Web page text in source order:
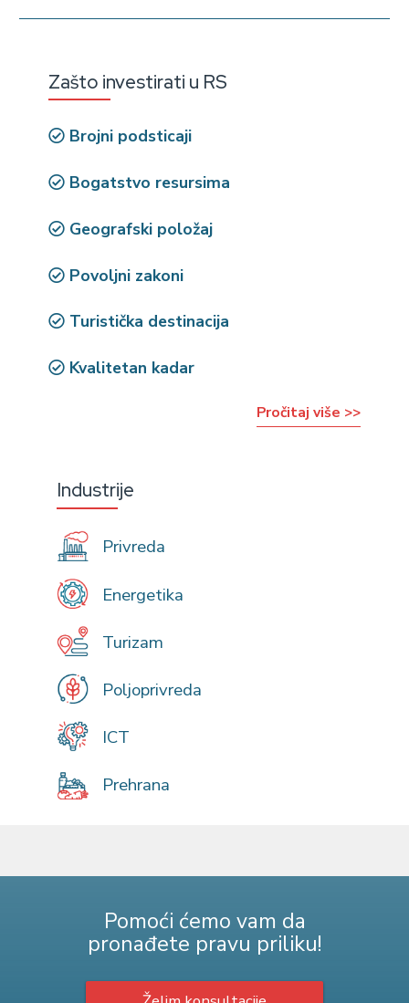
Zašto investirati u RS
Brojni podsticaji
Bogatstvo resursima
Geografski položaj
Povoljni zakoni
Turistička destinacija
Kvalitetan kadar
Pročitaj više >>
Industrije
Privreda
Energetika
Turizam
Poljoprivreda
ICT
Prehrana
Pomoći ćemo vam da
pronađete pravu priliku!